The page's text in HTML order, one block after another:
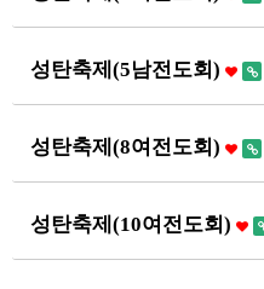
성탄축제(5남전도회)
성탄축제(8여전도회)
성탄축제(10여전도회)